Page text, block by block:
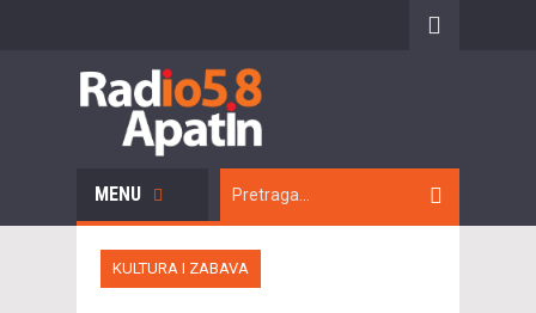
MENU
KULTURA I ZABAVA